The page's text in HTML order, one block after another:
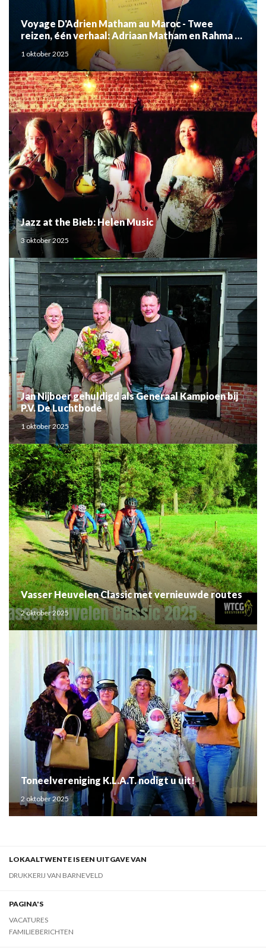
Voyage D'Adrien Matham au Maroc - Twee
reizen, één verhaal: Adriaan Matham en Rahma el
Mouden
1 oktober 2025
Jazz at the Bieb: Helen Music
3 oktober 2025
Jan Nijboer gehuldigd als Generaal Kampioen bij
P.V. De Luchtbode
1 oktober 2025
Vasser Heuvelen Classic met vernieuwde routes
2 oktober 2025
Toneelvereniging K.L.A.T. nodigt u uit!
2 oktober 2025
LOKAALTWENTE IS EEN UITGAVE VAN
DRUKKERIJ VAN BARNEVELD
PAGINA'S
VACATURES
FAMILIEBERICHTEN